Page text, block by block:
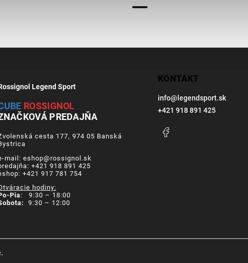
Legend Sport
ROSSIGNOL
PREDAJŇA
cesta 177, 974 05 Banská
mail: eshop@rossignol.sk
+421 918 891 425
+421 917 781 754
hodiny:
Pia: 9:30 – 18:00
9:30 – 12:00
KONTAKT
info@ legendsport.sk
+421 918 891 425